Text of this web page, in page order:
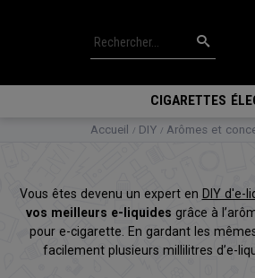
CIGARETTES
Accueil DIY Arômes et
Vous êtes devenu un expert en DIY d'e-
vos meilleurs e-liquides grâce à
pour e-cigarette. En gardant les
facilement plusieurs millilitres d’e-